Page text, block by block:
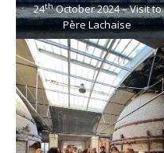
24thOctober 2024 – Visit to
Père Lachaise